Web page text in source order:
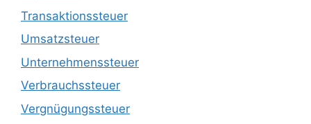
Transaktionssteuer
Umsatzsteuer
Unternehmenssteuer
Verbrauchssteuer
Vergnügungssteuer